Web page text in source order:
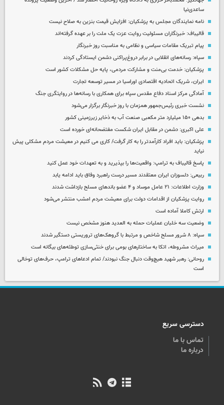
ساعدی‌نیا
نامه نمایندگان مجلس به پزشکیان: افزایش قیمت بنزین به صلاح نیست
قالیباف: خبرنگاران مسئولیت روایت عزت یک ملت را بر عهده گرفته‌اند
پیام تبریک مقامات سیاسی و نظامی به مناسبت روز خبرنگار
سپاه: رسانه‌های انقلابی در برابر دروغ‌پراکنی دشمن ایستادگی کردند
پزشکیان: خدمت بی‌منت و مشارکت مردمی، پایه حل مشکلات کشور است
ایران، شریک اتحادیه اقتصادی اوراسیا در مسیر توسعه تجارت
آمادگی مرکز اسناد دفاع مقدس سپاه برای همکاری با رسانه‌ها در روایتگری جنگ
نشست خبری رئیس‌جمهور همزمان با روز خبرنگار برگزار می‌شود
بدهی ۱۵۰ میلیارد متر مکعبی صنعت آب به ذخایر زیرزمینی کشور
علی اکبری: دشمن در مقابل ایران شکست مفتضحانه‌ای خورده است
پزشکیان: باید افراد کارآمدتر را به کار گرفت/ کاری می کنیم در معیشت مردم مشکلی پیش
نیاید
پاسخ قالیباف به ترامپ: واقعیت‌ها را بپذیرید و به تعهدات خود عمل کنید
ربیعی: دلسوزان ایران معتقدند مسیر درست راهبرد وفاق باید ادامه یابد
وزارت اطلاعات: ۲۱ عامل موساد و ۴ عضو باندهای مسلح بازداشت شدند
روایت پزشکیان از اقدامات دولت برای معیشت مردم امشب منتشر می‌شود
ارتش کاملا آماده است
وضعیت سه خلبان عملیات حمله به العدید هنوز مشخص نیست
سپاه: ۸ شرور مسلح شاخص و مرتبط با گروهک‌های تروریستی دستگیر شدند
میراث مشروطه، اتکا به ساختارهای بومی برای خنثی‌سازی توطئه‌های بیگانه است
روحانی: رهبر شهید هیچ‌وقت دنبال جنگ نبودند/ تمام ادعاهای ترامپ، حرف‌های توخالی
است
دسترسی سریع
تماس با ما
درباره ما